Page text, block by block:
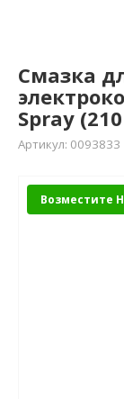
Смазка
Spray
Артикул: 0093833
Возместите